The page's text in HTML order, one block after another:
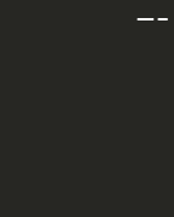
—–